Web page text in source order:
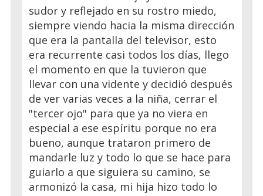
sudor y reflejado en su rostro miedo,
siempre viendo hacia la misma dirección
que era la pantalla del televisor, esto
era recurrente casi todos los días, llego
el momento en que la tuvieron que
llevar con una vidente y decidió después
de ver varias veces a la niña, cerrar el
"tercer ojo" para que ya no viera en
especial a ese espíritu porque no era
bueno, aunque trataron primero de
mandarle luz y todo lo que se hace para
guiarlo a que siguiera su camino, se
armonizó la casa, mi hija hizo todo lo